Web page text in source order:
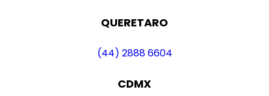
QUERETARO
(44) 2888 6604
CDMX